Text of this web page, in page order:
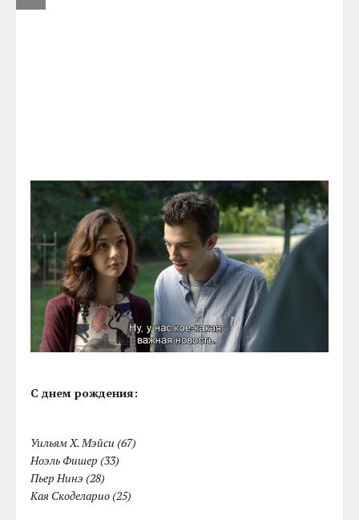
С днем рождения:
Уильям Х. Мэйси (67)
Ноэль Фишер (33)
Пьер Нинэ (28)
Кая Скоделарио (25)